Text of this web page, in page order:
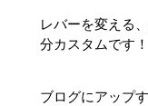
レバーを変える
分カスタムです！
ブログにアップ